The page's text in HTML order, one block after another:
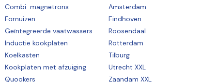
Combi-magnetrons
Fornuizen
Geïntegreerde vaatwassers
Inductie kookplaten
Koelkasten
Kookplaten met afzuiging
Quookers
Amsterdam
Eindhoven
Roosendaal
Rotterdam
Tilburg
Utrecht XXL
Zaandam XXL